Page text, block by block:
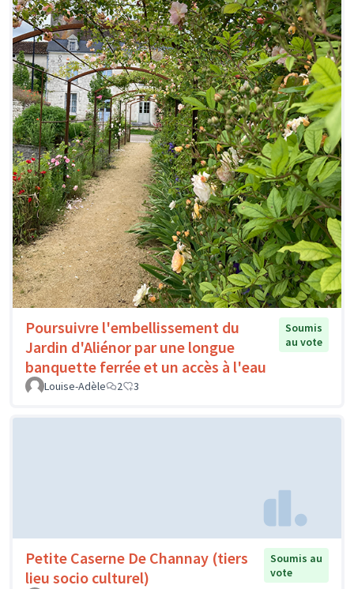
Poursuivre l'embellissement du
Jardin d'Aliénor par une longue
banquette ferrée et un accès à l'eau
Soumis
au vote
Louise-Adèle 2 3
Petite Caserne De Channay (tiers
lieu socio culturel)
Soumis au
vote